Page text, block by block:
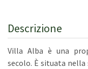
Descrizione
Villa Alba è una
secolo. È situata